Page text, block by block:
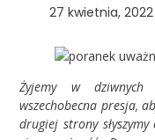
27 kwietnia, 2022
Żyjemy w
wszechobecna presja,
drugiej strony